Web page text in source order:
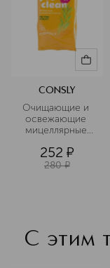
CONSLY
Очищающие и
освежающие
мицеллярные
экстрактом
чайного дерева
252 ¤
280 ¤
С этим